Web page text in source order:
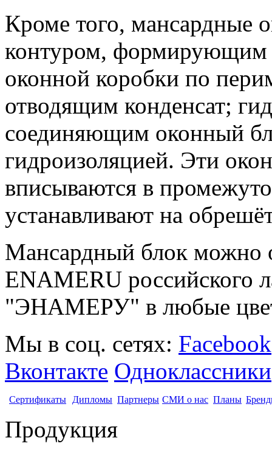
Кроме того, мансардные
контуром, формирующим
оконной коробки по
отводящим конденсат;
соединяющим оконный
гидроизоляцией. Эти
вписываются в
устанавливают на
Мансардный блок можно
ENAMERU российского
"ЭНАМЕРУ" в любые
Мы в соц. сетях: Facebook
Вконтакте Одноклассники
Сертификаты Дипломы Партнеры СМИ о нас Планы
Продукция